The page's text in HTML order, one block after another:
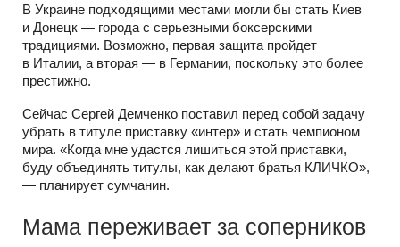
В Украине подходящими местами могли бы стать Киев
и Донецк — города с серьезными боксерскими
традициями. Возможно, первая защита пройдет
в Италии, а вторая — в Германии, поскольку это более
престижно.
Сейчас Сергей Демченко поставил перед собой задачу
убрать в титуле приставку «интер» и стать чемпионом
мира. «Когда мне удастся лишиться этой приставки,
буду объединять титулы, как делают братья КЛИЧКО»,
— планирует сумчанин.
Мама переживает за соперников